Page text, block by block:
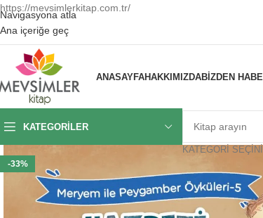
https://mevsimlerkitap.com.tr/
Navigasyona atla
Ana içeriğe geç
ANASAYFAHAKKIMIZDABIZDEN
KATEGORILER
KATEGORI
-33%